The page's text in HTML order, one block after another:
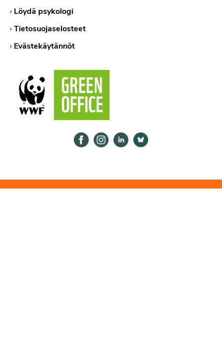
› Löydä psykologi
›Tietosuojaselosteet
› Evästekäytännöt